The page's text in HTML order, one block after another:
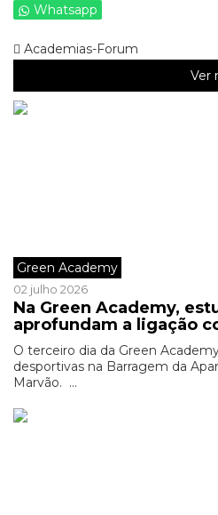
Whatsapp
Academias-Forum
Ver
Green Academy
02 julho 2026
Na Green Academy,
aprofundam a ligação
O terceiro dia da Green
desportivas na Barragem da
Marvão. ...